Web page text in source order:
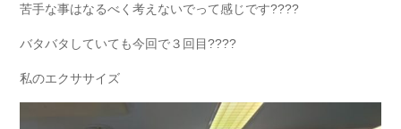
苦手な事はなるべく考えないでって感じです????
バタバタしていても今回で３回目????
私のエクササイズ